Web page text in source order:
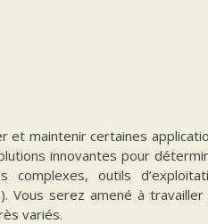
et maintenir certaines
innovantes pour
outils
Vous serez amené à travailler
variés.